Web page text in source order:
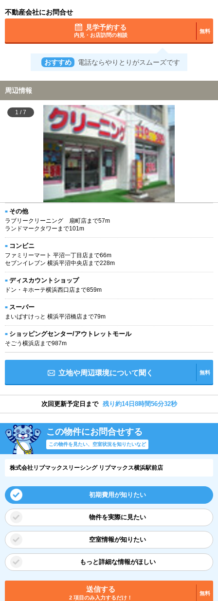
不動産会社にお問合せ
見学予約する
内見・お店訪問の相談
無料
おすすめ 電話ならやりとりがスムーズです
周辺情報
1 /7
その他
ラブリークリーニング 扇町店まで57m
ランドマークタワーまで101m
コンビニ
ファミリーマート 平沼一丁目店まで66m
セブンイレブン 横浜平沼中央店まで228m
ディスカウントショップ
ドン・キホーテ横浜西口店まで859m
スーパー
まいばすけっと 横浜平沼橋店まで79m
ショッピングセンター/アウトレットモール
そごう横浜店まで987m
立地や周辺環境について聞く 無料
次回更新予定日まで 残り約14日8時間56分32秒
この物件にお問合せする
この物件を見たい、空室状況を知りたいなど
株式会社リブマックスリーシング リブマックス横浜駅前店
初期費用が知りたい
物件を実際に見たい
空室情報が知りたい
もっと詳細な情報がほしい
送信する
2 項目のみ入力するだけ！
無料